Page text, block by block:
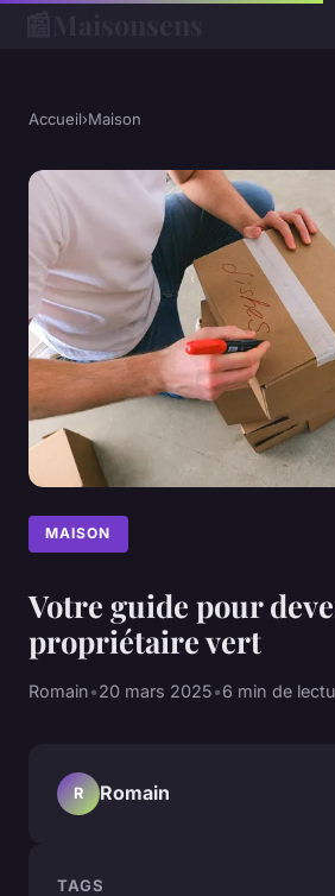
Accueil›Maison
MAISON
Votre guide pour
propriétaire vert
Romain•20 mars 2025•6 min de
R Romain
TAGS